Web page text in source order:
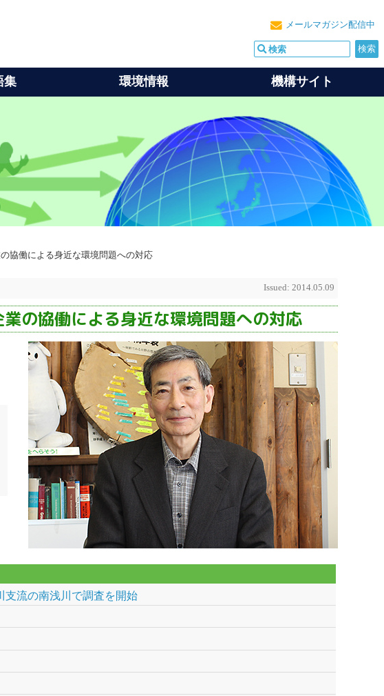
メールマガジン配信中
集 環境情報 機構サイト
協働による身近な環境問題への対応
Issued: 2014.05.09
の協働による身近な環境問題への対応
支流の南浅川で調査を開始